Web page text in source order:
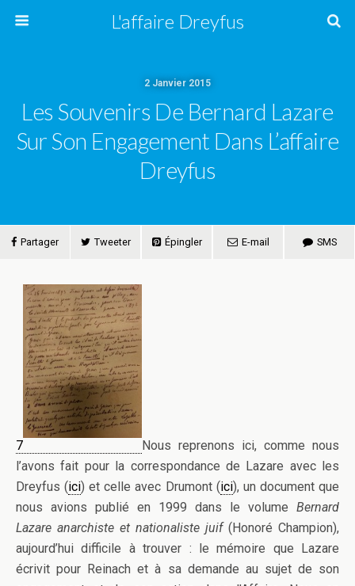
L'affaire Dreyfus
2 Janvier 2015
Les Souvenirs De Bernard Lazare
Sur Son Engagement Dans L’affaire
Dreyfus
Partager Tweeter Épingler E-mail SMS
7
Nous reprenons ici, comme nous
l’avons fait pour la correspondance de Lazare avec les
Dreyfus (ici) et celle avec Drumont (ici), un document que
nous avions publié en 1999 dans le volume Bernard
Lazare anarchiste et nationaliste juif (Honoré Champion),
aujourd’hui difficile à trouver : le mémoire que Lazare
écrivit pour Reinach et à sa demande au sujet de son